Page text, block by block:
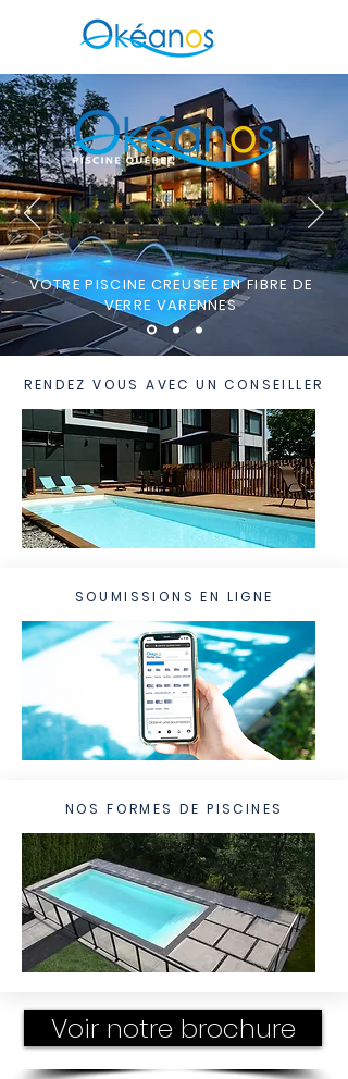
VOTRE PISCINE CREUSÉE EN FIBRE DE
VERRE VARENNES
RENDEZ VOUS AVEC UN CONSEILLER
SOUMISSIONS EN LIGNE
NOS FORMES DE PISCINES
Voir notre brochure